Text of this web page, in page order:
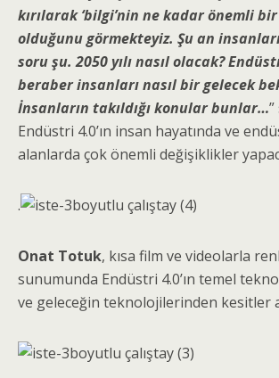
kırılarak ‘bilgi’nin ne kadar önemli
olduğunu görmekteyiz. Şu an
soru şu. 2050 yılı nasıl olacak?
beraber insanları nasıl bir gelecek
İnsanların takıldığı konular bunlar…
Endüstri 4.0’ın insan hayatında ve
alanlarda çok önemli değişiklikler
.
Onat Totuk, kısa film ve videolarla
sunumunda Endüstri 4.0’ın temel
ve geleceğin teknolojilerinden kesitler